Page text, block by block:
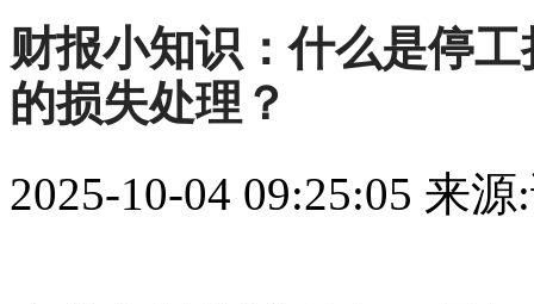
财报小知识：什么是停
的损失处理？
2025-10-04 09:25:05 来源